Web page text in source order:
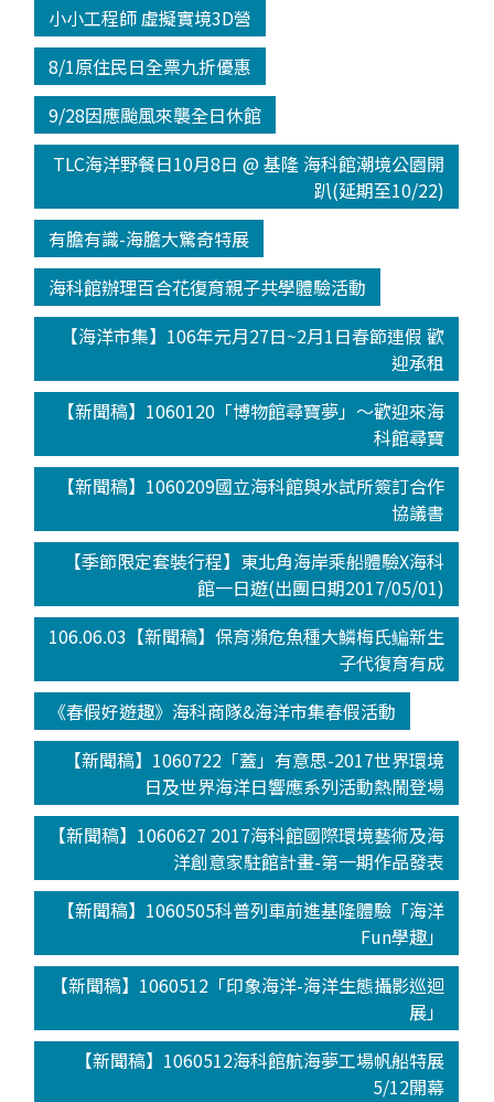
小小工程師 虛擬實境3D營
8/1原住民日全票九折優惠
9/28因應颱風來襲全日休館
TLC海洋野餐日10月8日 @ 基隆 海科館潮境公園開
趴(延期至10/22)
有膽有識-海膽大驚奇特展
海科館辦理百合花復育親子共學體驗活動
【海洋市集】106年元月27日~2月1日春節連假 歡
迎承租
【新聞稿】1060120「博物館尋寶夢」～歡迎來海
科館尋寶
【新聞稿】1060209國立海科館與水試所簽訂合作
協議書
【季節限定套裝行程】東北角海岸乘船體驗X海科
館一日遊(出團日期2017/05/01)
106.06.03【新聞稿】保育瀕危魚種大鱗梅氏鳊新生
子代復育有成
《春假好遊趣》海科商隊&海洋市集春假活動
【新聞稿】1060722「蓋」有意思-2017世界環境
日及世界海洋日響應系列活動熱鬧登場
【新聞稿】1060627 2017海科館國際環境藝術及海
洋創意家駐館計畫-第一期作品發表
【新聞稿】1060505科普列車前進基隆體驗「海洋
Fun學趣」
【新聞稿】1060512「印象海洋-海洋生態攝影巡迴
展」
【新聞稿】1060512海科館航海夢工場帆船特展
5/12開幕